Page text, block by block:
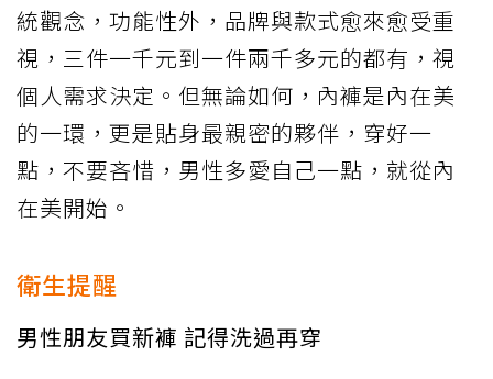
統觀念，功能性外，品牌與款式愈來愈受重
視，三件一千元到一件兩千多元的都有，視
個人需求決定。但無論如何，內褲是內在美
的一環，更是貼身最親密的夥伴，穿好一
點，不要吝惜，男性多愛自己一點，就從內
在美開始。
衛生提醒
男性朋友買新褲 記得洗過再穿